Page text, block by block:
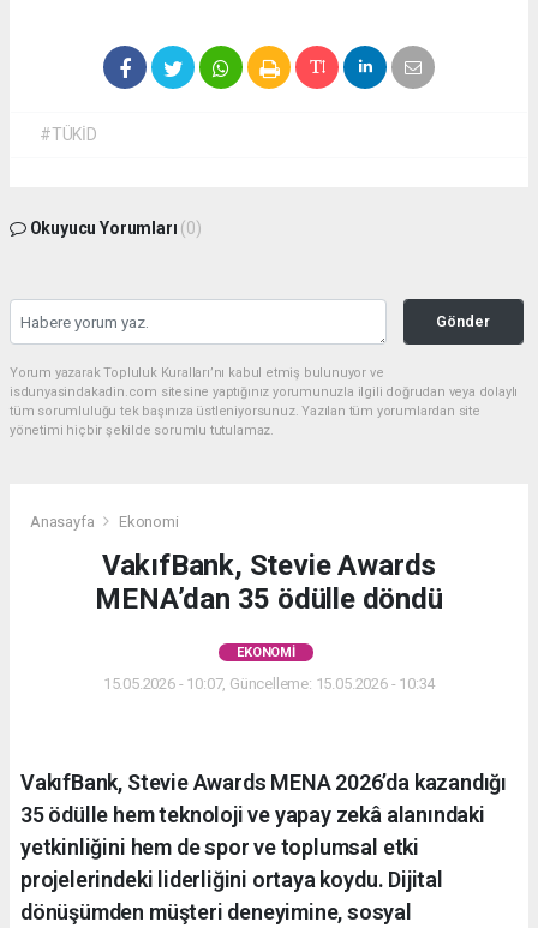
#TÜKİD
Okuyucu Yorumları (0)
Gönder
Yorum yazarak Topluluk Kuralları’nı kabul etmiş bulunuyor ve
isdunyasindakadin.com sitesine yaptığınız yorumunuzla ilgili doğrudan veya dolaylı
tüm sorumluluğu tek başınıza üstleniyorsunuz. Yazılan tüm yorumlardan site
yönetimi hiçbir şekilde sorumlu tutulamaz.
Anasayfa Ekonomi
VakıfBank, Stevie Awards
MENA’dan 35 ödülle döndü
EKONOMI
15.05.2026 - 10:07, Güncelleme: 15.05.2026 - 10:34
VakıfBank, Stevie Awards MENA 2026’da kazandığı
35 ödülle hem teknoloji ve yapay zekâ alanındaki
yetkinliğini hem de spor ve toplumsal etki
projelerindeki liderliğini ortaya koydu. Dijital
dönüşümden müşteri deneyimine, sosyal